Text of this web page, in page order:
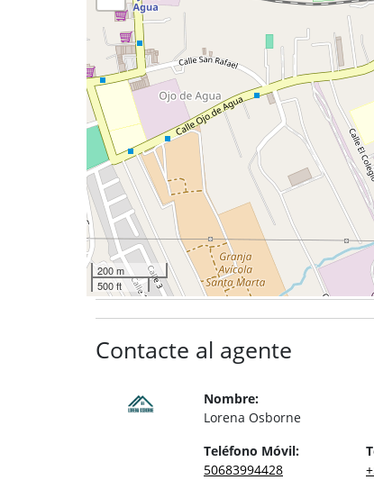
200 m
500 ft
Contacte al agente
Nombre:
Lorena Osborne
Teléfono Móvil:
50683994428